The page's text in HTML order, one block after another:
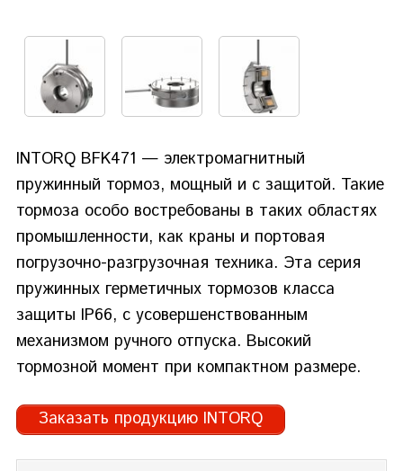
INTORQ BFK471 — электромагнитный
пружинный тормоз, мощный и с защитой. Такие
тормоза особо востребованы в таких областях
промышленности, как краны и портовая
погрузочно-разгрузочная техника. Эта серия
пружинных герметичных тормозов класса
защиты IP66, с усовершенствованным
механизмом ручного отпуска. Высокий
тормозной момент при компактном размере.
Заказать продукцию INTORQ